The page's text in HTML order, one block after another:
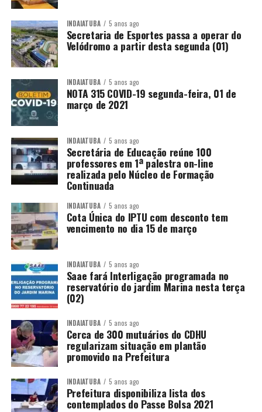
INDAIATUBA 5 anos ago
Secretaria de Esportes passa a operar do
Velódromo a partir desta segunda (01)
INDAIATUBA 5 anos ago
NOTA 315 COVID-19 segunda-feira, 01 de
março de 2021
INDAIATUBA 5 anos ago
Secretária de Educação reúne 100
professores em 1ª palestra on-line
realizada pelo Núcleo de Formação
Continuada
INDAIATUBA 5 anos ago
Cota Única do IPTU com desconto tem
vencimento no dia 15 de março
INDAIATUBA 5 anos ago
Saae fará Interligação programada no
reservatório do jardim Marina nesta terça
(02)
INDAIATUBA 5 anos ago
Cerca de 300 mutuários do CDHU
regularizam situação em plantão
promovido na Prefeitura
INDAIATUBA 5 anos ago
Prefeitura disponibiliza lista dos
contemplados do Passe Bolsa 2021